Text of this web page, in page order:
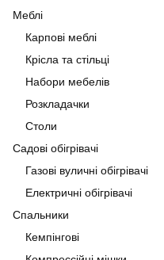
Меблі
Карпові меблі
Крісла та стільці
Набори мебелів
Розкладачки
Столи
Садові обігрівачі
Газові вуличні обігрівачі
Електричні обігрівачі
Спальники
Кемпінгові